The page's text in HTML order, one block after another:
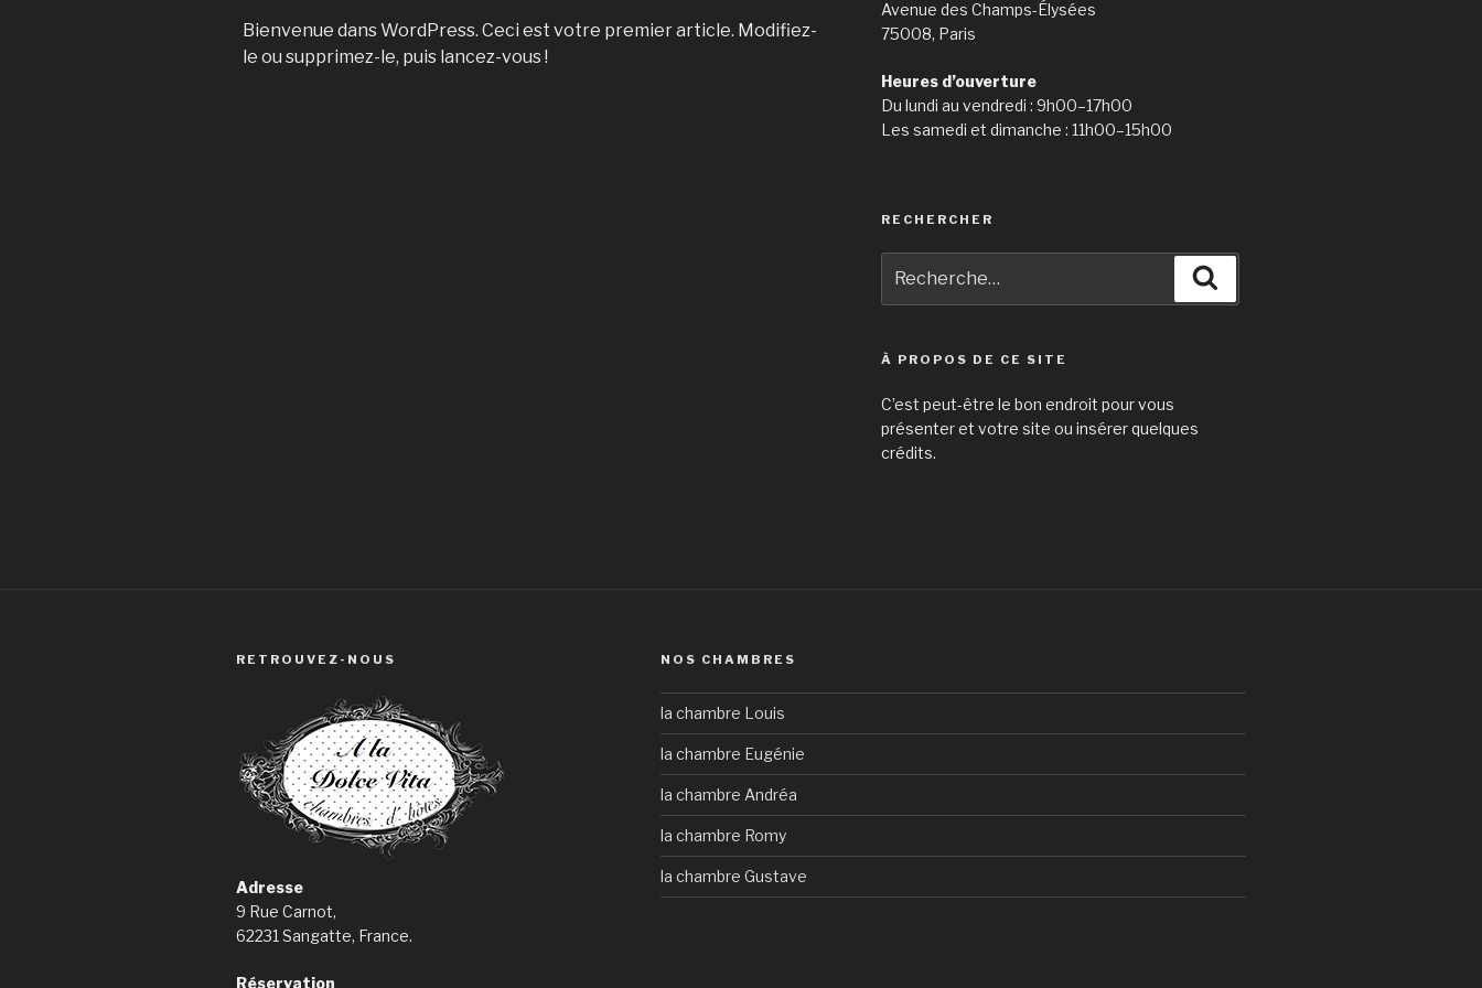
Bienvenue dans WordPress. Ceci est votre premier article. Modifiez-
le ou supprimez-le, puis lancez-vous !
Avenue des Champs-Élysées
75008, Paris
Heures d’ouverture
Du lundi au vendredi : 9h00–17h00
Les samedi et dimanche : 11h00–15h00
RECHERCHER
pour
À PROPOS DE CE SITE
C’est peut-être le bon endroit pour vous
présenter et votre site ou insérer quelques
crédits.
RETROUVEZ-NOUS
Adresse
9 Rue Carnot,
62231 Sangatte, France.
Réservation
NOS CHAMBRES
la chambre Louis
la chambre Eugénie
la chambre Andréa
la chambre Romy
la chambre Gustave